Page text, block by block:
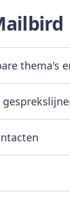
thema's